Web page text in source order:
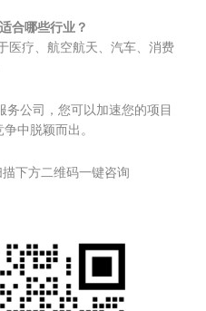
合哪些行业？
医疗、航空航天、汽车、消费
务公司，您可以加速您的项目
中脱颖而出。
下方二维码一键咨询